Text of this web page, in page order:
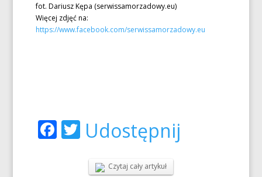
fot. Dariusz Kępa (serwissamorzadowy.eu)
Więcej zdjęć na:
https://www.facebook.com/serwissamorzadowy.eu
Facebook
Twitter
Udostępnij
Czytaj cały artykuł